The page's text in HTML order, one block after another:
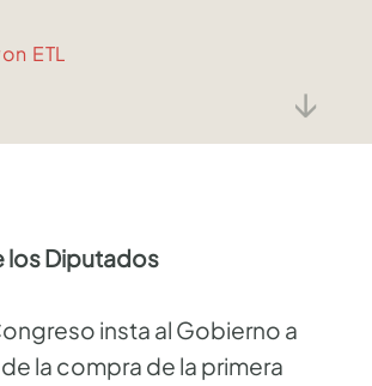
↓
ETL
los Diputados
insta al Gobierno a
la compra de la primera